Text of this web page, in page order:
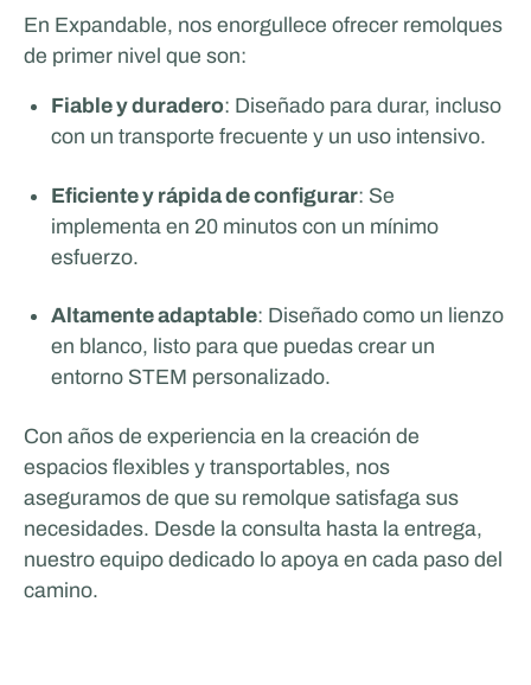
En Expandable, nos enorgullece ofrecer remolques
de primer nivel que son:
Fiable y duradero: Diseñado para durar, incluso
con un transporte frecuente y un uso intensivo.
Eficiente y rápida de configurar: Se
implementa en 20 minutos con un mínimo
esfuerzo.
Altamente adaptable: Diseñado como un lienzo
en blanco, listo para que puedas crear un
entorno STEM personalizado.
Con años de experiencia en la creación de
espacios flexibles y transportables, nos
aseguramos de que su remolque satisfaga sus
necesidades. Desde la consulta hasta la entrega,
nuestro equipo dedicado lo apoya en cada paso del
camino.